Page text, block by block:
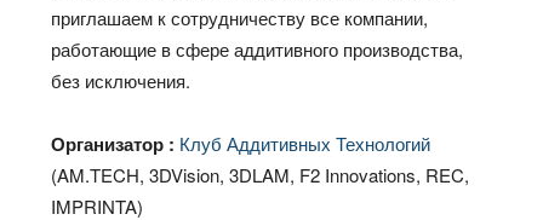
приглашаем к сотрудничеству все компании,
работающие в сфере аддитивного производства,
без исключения.
Организатор : Клуб Аддитивных Технологий
(AM.TECH, 3DVision, 3DLAM, F2 Innovations, REC,
IMPRINTA)